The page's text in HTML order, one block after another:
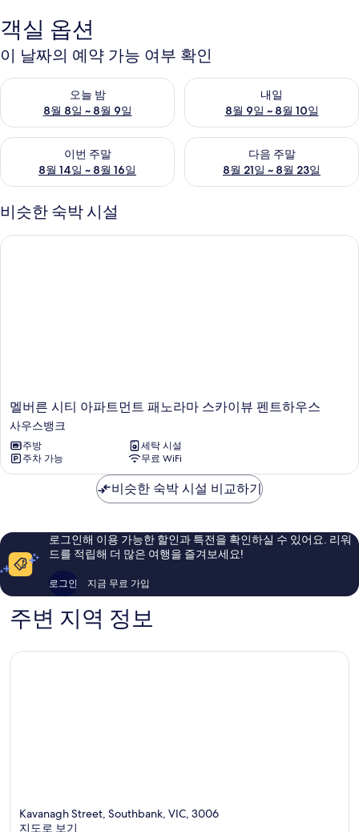
러
리
객실 옵션
이 날짜의 예약 가능 여부 확인
오늘 밤
8월 8일 ~ 8월 9일
오늘 밤 예약 가능 여부 확인, 8월 8일 ~ 8월 9일
내일
8월 9일 ~ 8월 10일
내일 예약 가능 여부 확인, 8월
이번 주말
8월 14일 ~ 8월 16일
이번 주말 예약 가능 여부 확인, 8월 14일 ~ 8월 16일
다음 주말
8월 21일 ~ 8월 23일
다음 주말 예약 가능 여부 확인
비슷한 숙박 시설
멜
버
른
시
티
아
트
패
노
라
마
스
카
뷰
펜
멜버른 시티 아파트먼트 패노라마 스카이뷰 펜트하우스
사우스뱅크
주방
세탁 시설
주차 가능
무료 WiFi
멜버른 시티 아파트먼트 패노라마 스카이뷰 펜트하우스
비슷한 숙박 시설 비교하기
로그인해 이용 가능한 할인과 특전을 확인하실 수 있어요. 리워
드를 적립해 더 많은 여행을 즐겨보세요!
로그인 지금 무료 가입
주변 지역 정보
Kavanagh Street, Southbank, VIC, 3006
지도로 보기